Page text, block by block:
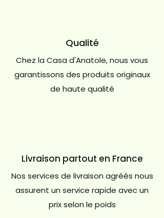
Qualité
Chez la Casa d'Anatole, nous vous
garantissons des produits originaux
de haute qualité
Livraison partout en France
Nos services de livraison agréés nous
assurent un service rapide avec un
prix selon le poids